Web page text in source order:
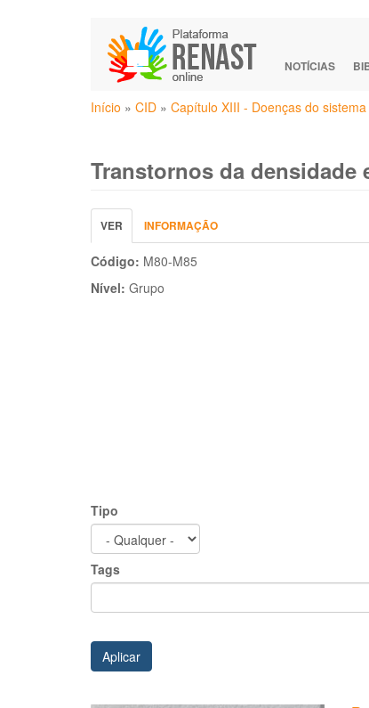
NOTÍCIAS
Você
Início » CID » Capítulo XIII - Doenças do
Transtornos da densidade
Abas
primárias
VER (ABA
ATIVA)
INFORMAÇÃO
Código: M80-M85
Nível: Grupo
Tipo
Tags
Aplicar